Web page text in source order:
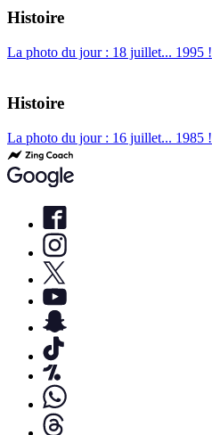
Histoire
La photo du jour : 18 juillet... 1995 !
Histoire
La photo du jour : 16 juillet... 1985 !